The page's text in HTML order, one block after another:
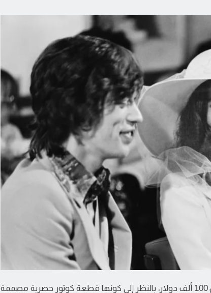
بحسب التقارير، فإن بدلة التنورة تُقدّر قيمتها بأكثر من 100 ألف دولار، بالنظر إلى كونها قطعة كوتور حصرية مصممة